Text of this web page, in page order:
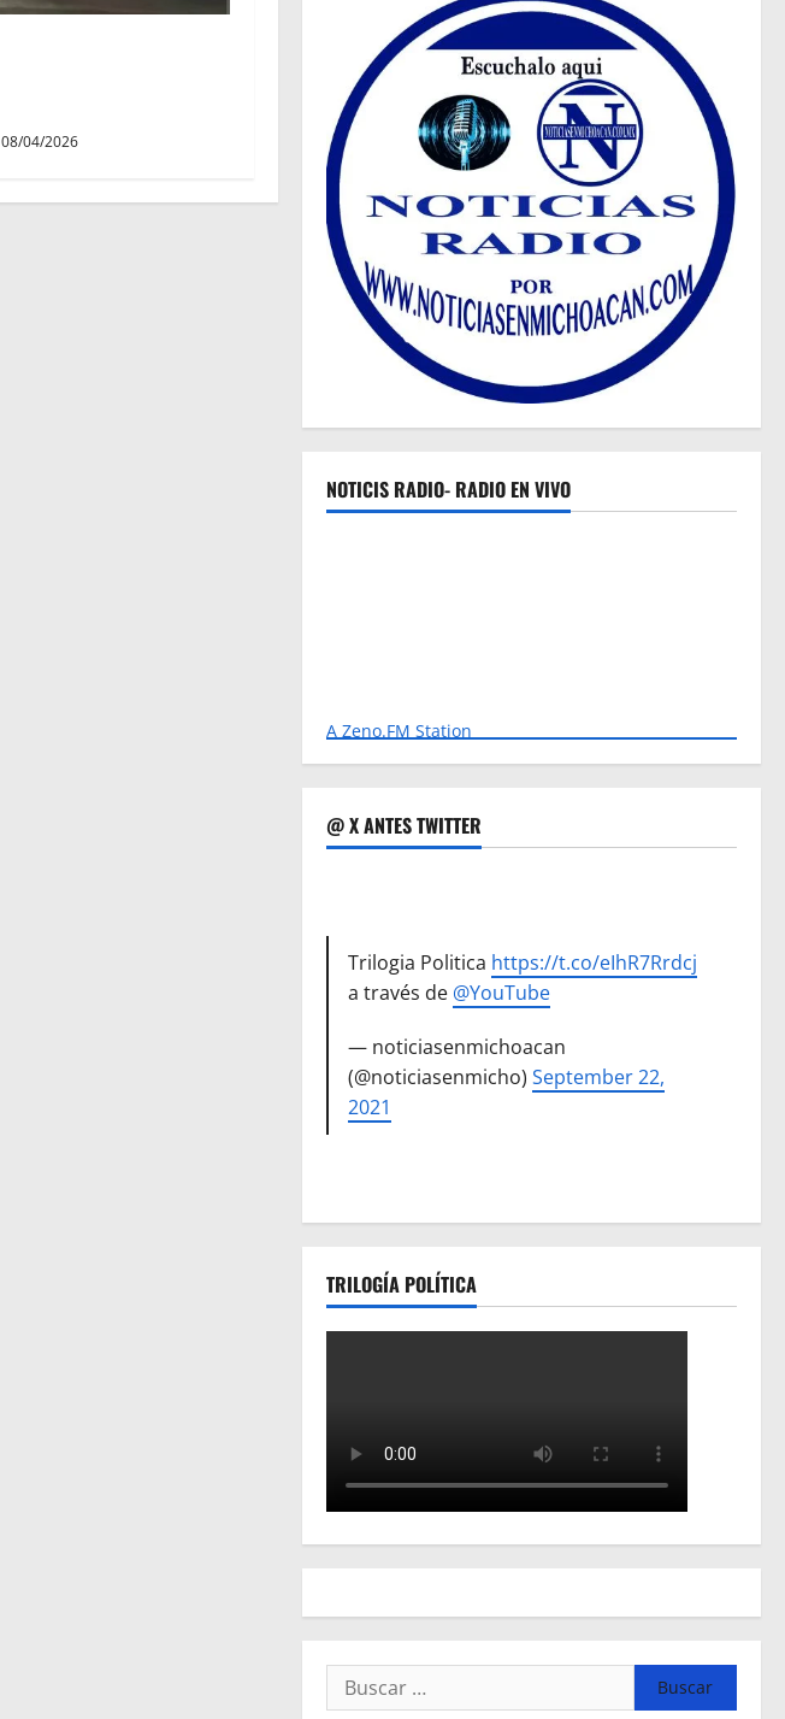
08/04/2026
NOTICIS RADIO- RADIO EN VIVO
A Zeno.FM Station
@ X ANTES TWITTER
Trilogia Politica https://t.co/eIhR7Rrdcj
a través de @YouTube
— noticiasenmichoacan
(@noticiasenmicho)September 22,
2021
TRILOGÍA POLÍTICA
Buscar: